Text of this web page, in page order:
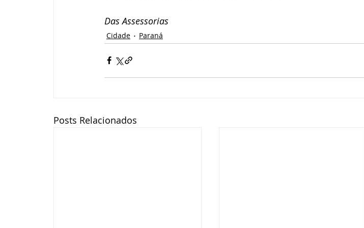
Das Assessorias
Cidade Paraná
Posts Relacionados